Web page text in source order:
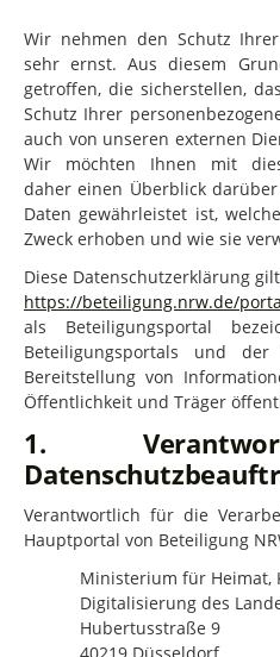
Wir nehmen den Schutz
sehr ernst. Aus diesem
getroffen, die sicherstellen,
Schutz Ihrer
auch von unseren externen
Wir möchten Ihnen mit
daher einen Überblick
Daten gewährleistet ist,
Zweck erhoben und wie sie
Diese Datenschutzerklärung
https://beteiligung.nrw.de/
als Beteiligungsportal
Beteiligungsportals und
Bereitstellung von
Öffentlichkeit und Träger
1.
Verantwortlich für die
Hauptportal von Beteiligung
Ministerium für Heimat,
Digitalisierung des
Hubertusstraße 9